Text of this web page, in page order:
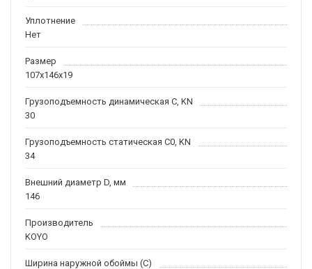
Уплотнение
Нет
Размер
107x146x19
Грузоподъемность динамическая C, KN
30
Грузоподъемность статическая C0, KN
34
Внешний диаметр D, мм
146
Производитель
KOYO
Ширина наружной обоймы (C)